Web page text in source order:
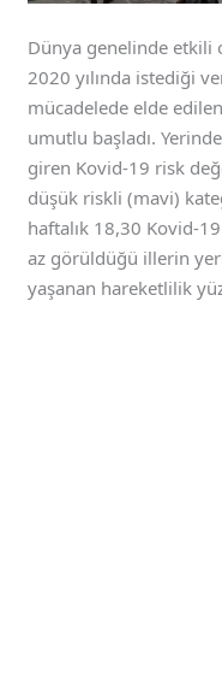
Dünya genelinde etkili
2020 yılında istediği
mücadelede elde
umutlu başladı.
giren Kovid-19 risk
düşük riskli (mavi)
haftalık 18,30 Kovid-
az görüldüğü illerin
yaşanan hareketlilik